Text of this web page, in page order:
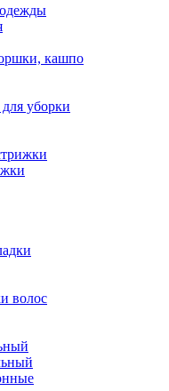
кашпо
уборки
волос